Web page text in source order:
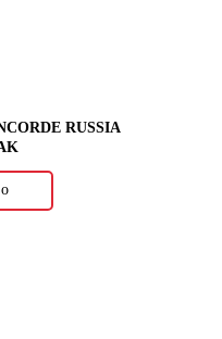
RUSSIA
о